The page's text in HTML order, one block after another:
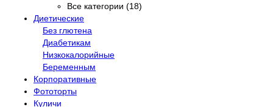
Все категории (18)
Диетические
Без глютена
Диабетикам
Низкокалорийные
Беременным
Корпоративные
Фототорты
Куличи